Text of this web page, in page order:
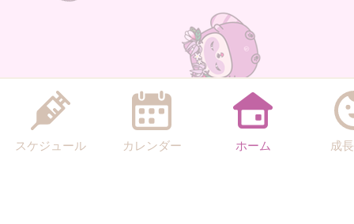
スケジュール カレンダー ホーム 成